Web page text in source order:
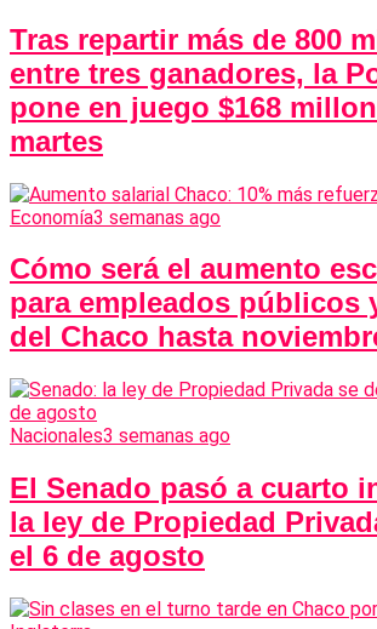
Tras repartir más de 800
entre tres ganadores, la
pone en juego $168
martes
Economía3 semanas ago
Cómo será el aumento
para empleados públicos
del Chaco hasta
Nacionales3 semanas ago
El Senado pasó a cuarto
la ley de Propiedad
el 6 de agosto